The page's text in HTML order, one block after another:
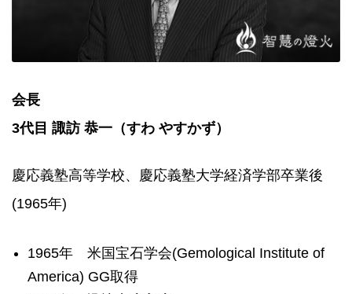
会長
3代目 諏訪 恭一（すわ やすかず）
慶応義塾高等学校、慶応義塾大学経済学部卒業後
(1965年)
1965年 米国宝石学会(Gemological Institute of
America) GG取得